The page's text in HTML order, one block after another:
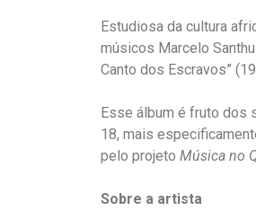
Estudiosa da cultura
músicos Marcelo
Canto dos Escravos”
Esse álbum é fruto dos
18, mais
pelo projeto Música no
Sobre a artista